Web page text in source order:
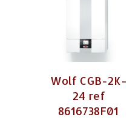
Wolf CGB-2K-
24 ref
8616738F01